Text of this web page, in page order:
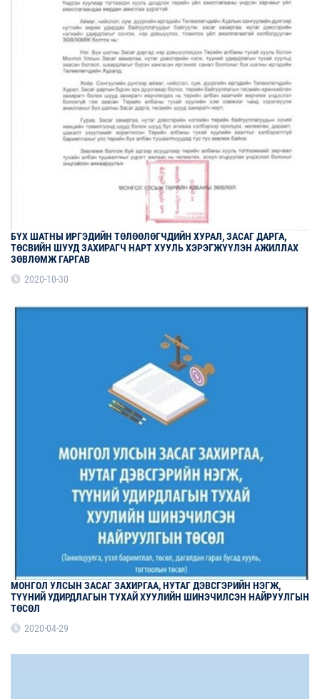
БҮХ ШАТНЫ ИРГЭДИЙН ТӨЛӨӨЛӨГЧДИЙН ХУРАЛ, ЗАСАГ ДАРГА,
ТӨСВИЙН ШУУД ЗАХИРАГЧ НАРТ ХУУЛЬ ХЭРЭГЖҮҮЛЭН АЖИЛЛАХ
ЗӨВЛӨМЖ ГАРГАВ
2020-10-30
МОНГОЛ УЛСЫН ЗАСАГ ЗАХИРГАА, НУТАГ ДЭВСГЭРИЙН НЭГЖ,
ТҮҮНИЙ УДИРДЛАГЫН ТУХАЙ ХУУЛИЙН ШИНЭЧИЛСЭН НАЙРУУЛГЫН
ТӨСӨЛ
2020-04-29